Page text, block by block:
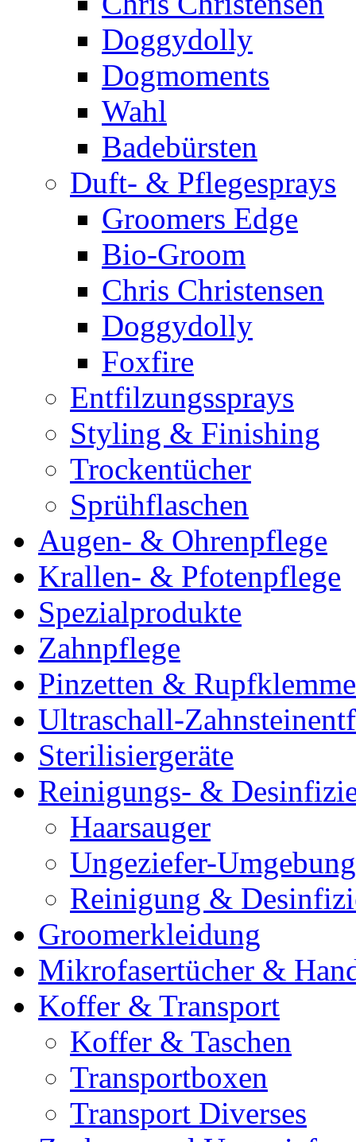
Doggydolly
Dogmoments
Wahl
Badebürsten
Duft- & Pflegesprays
Groomers Edge
Bio-Groom
Chris Christensen
Doggydolly
Foxfire
Entfilzungssprays
Styling & Finishing
Trockentücher
Sprühflaschen
Augen- & Ohrenpflege
Krallen- & Pfotenpflege
Spezialprodukte
Zahnpflege
Pinzetten &
Ultraschall-
Sterilisiergeräte
Reinigungs- &
Haarsauger
Ungeziefer-
Reinigung &
Groomerkleidung
Mikrofasertücher &
Koffer & Transport
Koffer & Taschen
Transportboxen
Transport Diverses